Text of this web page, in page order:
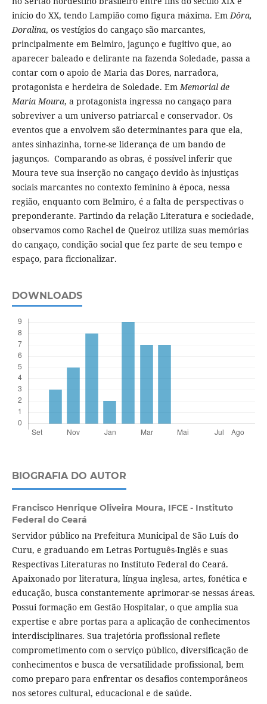
início do XX, tendo Lampião como figura máxima. EmDôra,
Doralina, os vestígios do cangaço são marcantes,
principalmente em Belmiro, jagunço e fugitivo que, ao
aparecer baleado e delirante na fazenda Soledade, passa a
contar com o apoio de Maria das Dores, narradora,
protagonista e herdeira de Soledade. EmMemorial de
Maria Moura, a protagonista ingressa no cangaço para
sobreviver a um universo patriarcal e conservador. Os
eventos que a envolvem são determinantes para que ela,
antes sinhazinha, torne-se liderança de um bando de
jagunços. Comparando as obras, é possível inferir que
Moura teve sua inserção no cangaço devido às injustiças
sociais marcantes no contexto feminino à época, nessa
região, enquanto com Belmiro, é a falta de perspectivas o
preponderante. Partindo da relação Literatura e sociedade,
observamos como Rachel de Queiroz utiliza suas memórias
do cangaço, condição social que fez parte de seu tempo e
espaço, para ficcionalizar.
DOWNLOADS
BIOGRAFIA DO AUTOR
Francisco Henrique Oliveira Moura, IFCE - Instituto
Federal do Ceará
Servidor público na Prefeitura Municipal de São Luís do
Curu, e graduando em Letras Português-Inglês e suas
Respectivas Literaturas no Instituto Federal do Ceará.
Apaixonado por literatura, língua inglesa, artes, fonética e
educação, busca constantemente aprimorar-se nessas áreas.
Possui formação em Gestão Hospitalar, o que amplia sua
expertise e abre portas para a aplicação de conhecimentos
interdisciplinares. Sua trajetória profissional reflete
comprometimento com o serviço público, diversificação de
conhecimentos e busca de versatilidade profissional, bem
como preparo para enfrentar os desafios contemporâneos
nos setores cultural, educacional e de saúde.